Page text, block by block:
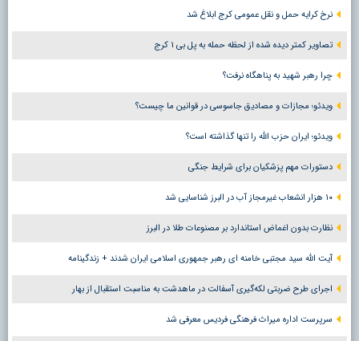
نرخ کرایه حمل و نقل عمومی کرج ابلاغ شد
تصاویر کمتر دیده شده از لحظه حمله به پل بی ۱ کرج
چرا رهبر شهید به پناهگاه نرفت؟
ویدئو؛ مجازات و مصادیق جاسوسی در قوانین ما چیست؟
ویدئو؛ ایران حزب الله را تنها گذاشته است؟
دستورات مهم پزشکیان برای شرایط جنگی
۱۰ هزار انشعاب غیرمجاز آب در البرز شناسایی شد
نظارت بدون اغماض استاندارد بر مصنوعات طلا در البرز
آیت الله سید مجتبی خامنه ای رهبر جمهوری اسلامی ایران شدند + زندگینامه
اجرای طرح ضربتی لکه‌گیری آسفالت در ماهدشت به مناسبت استقبال از بهار
سرپرست اداره میراث فرهنگی فردیس معرفی شد